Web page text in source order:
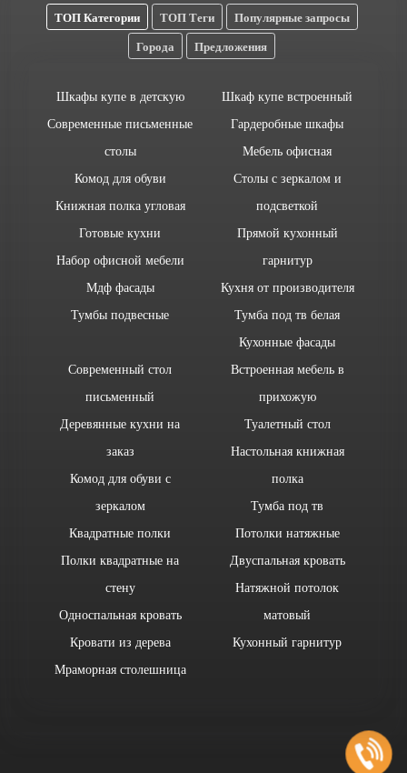
ТОП Категории ТОП Теги
Популярные запросы
Города
Предложения
Шкафы купе в детскую
Современные письменные
столы
Комод для обуви
Книжная полка угловая
Готовые кухни
Набор офисной мебели
Мдф фасады
Тумбы подвесные
Шкаф купе встроенный
Гардеробные шкафы
Мебель офисная
Столы с зеркалом и
подсветкой
Прямой кухонный
гарнитур
Кухня от производителя
Тумба под тв белая
Кухонные фасады
Современный стол
письменный
Деревянные кухни на
заказ
Комод для обуви с
зеркалом
Квадратные полки
Полки квадратные на
стену
Односпальная кровать
Кровати из дерева
Мраморная столешница
Встроенная мебель в
прихожую
Туалетный стол
Настольная книжная
полка
Тумба под тв
Потолки натяжные
Двуспальная кровать
Натяжной потолок
матовый
Кухонный гарнитур